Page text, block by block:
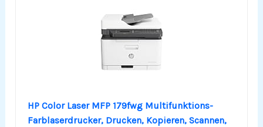
HP Color Laser MFP 179fwg Multifunktions-
Farblaserdrucker, Drucken, Kopieren, Scannen,